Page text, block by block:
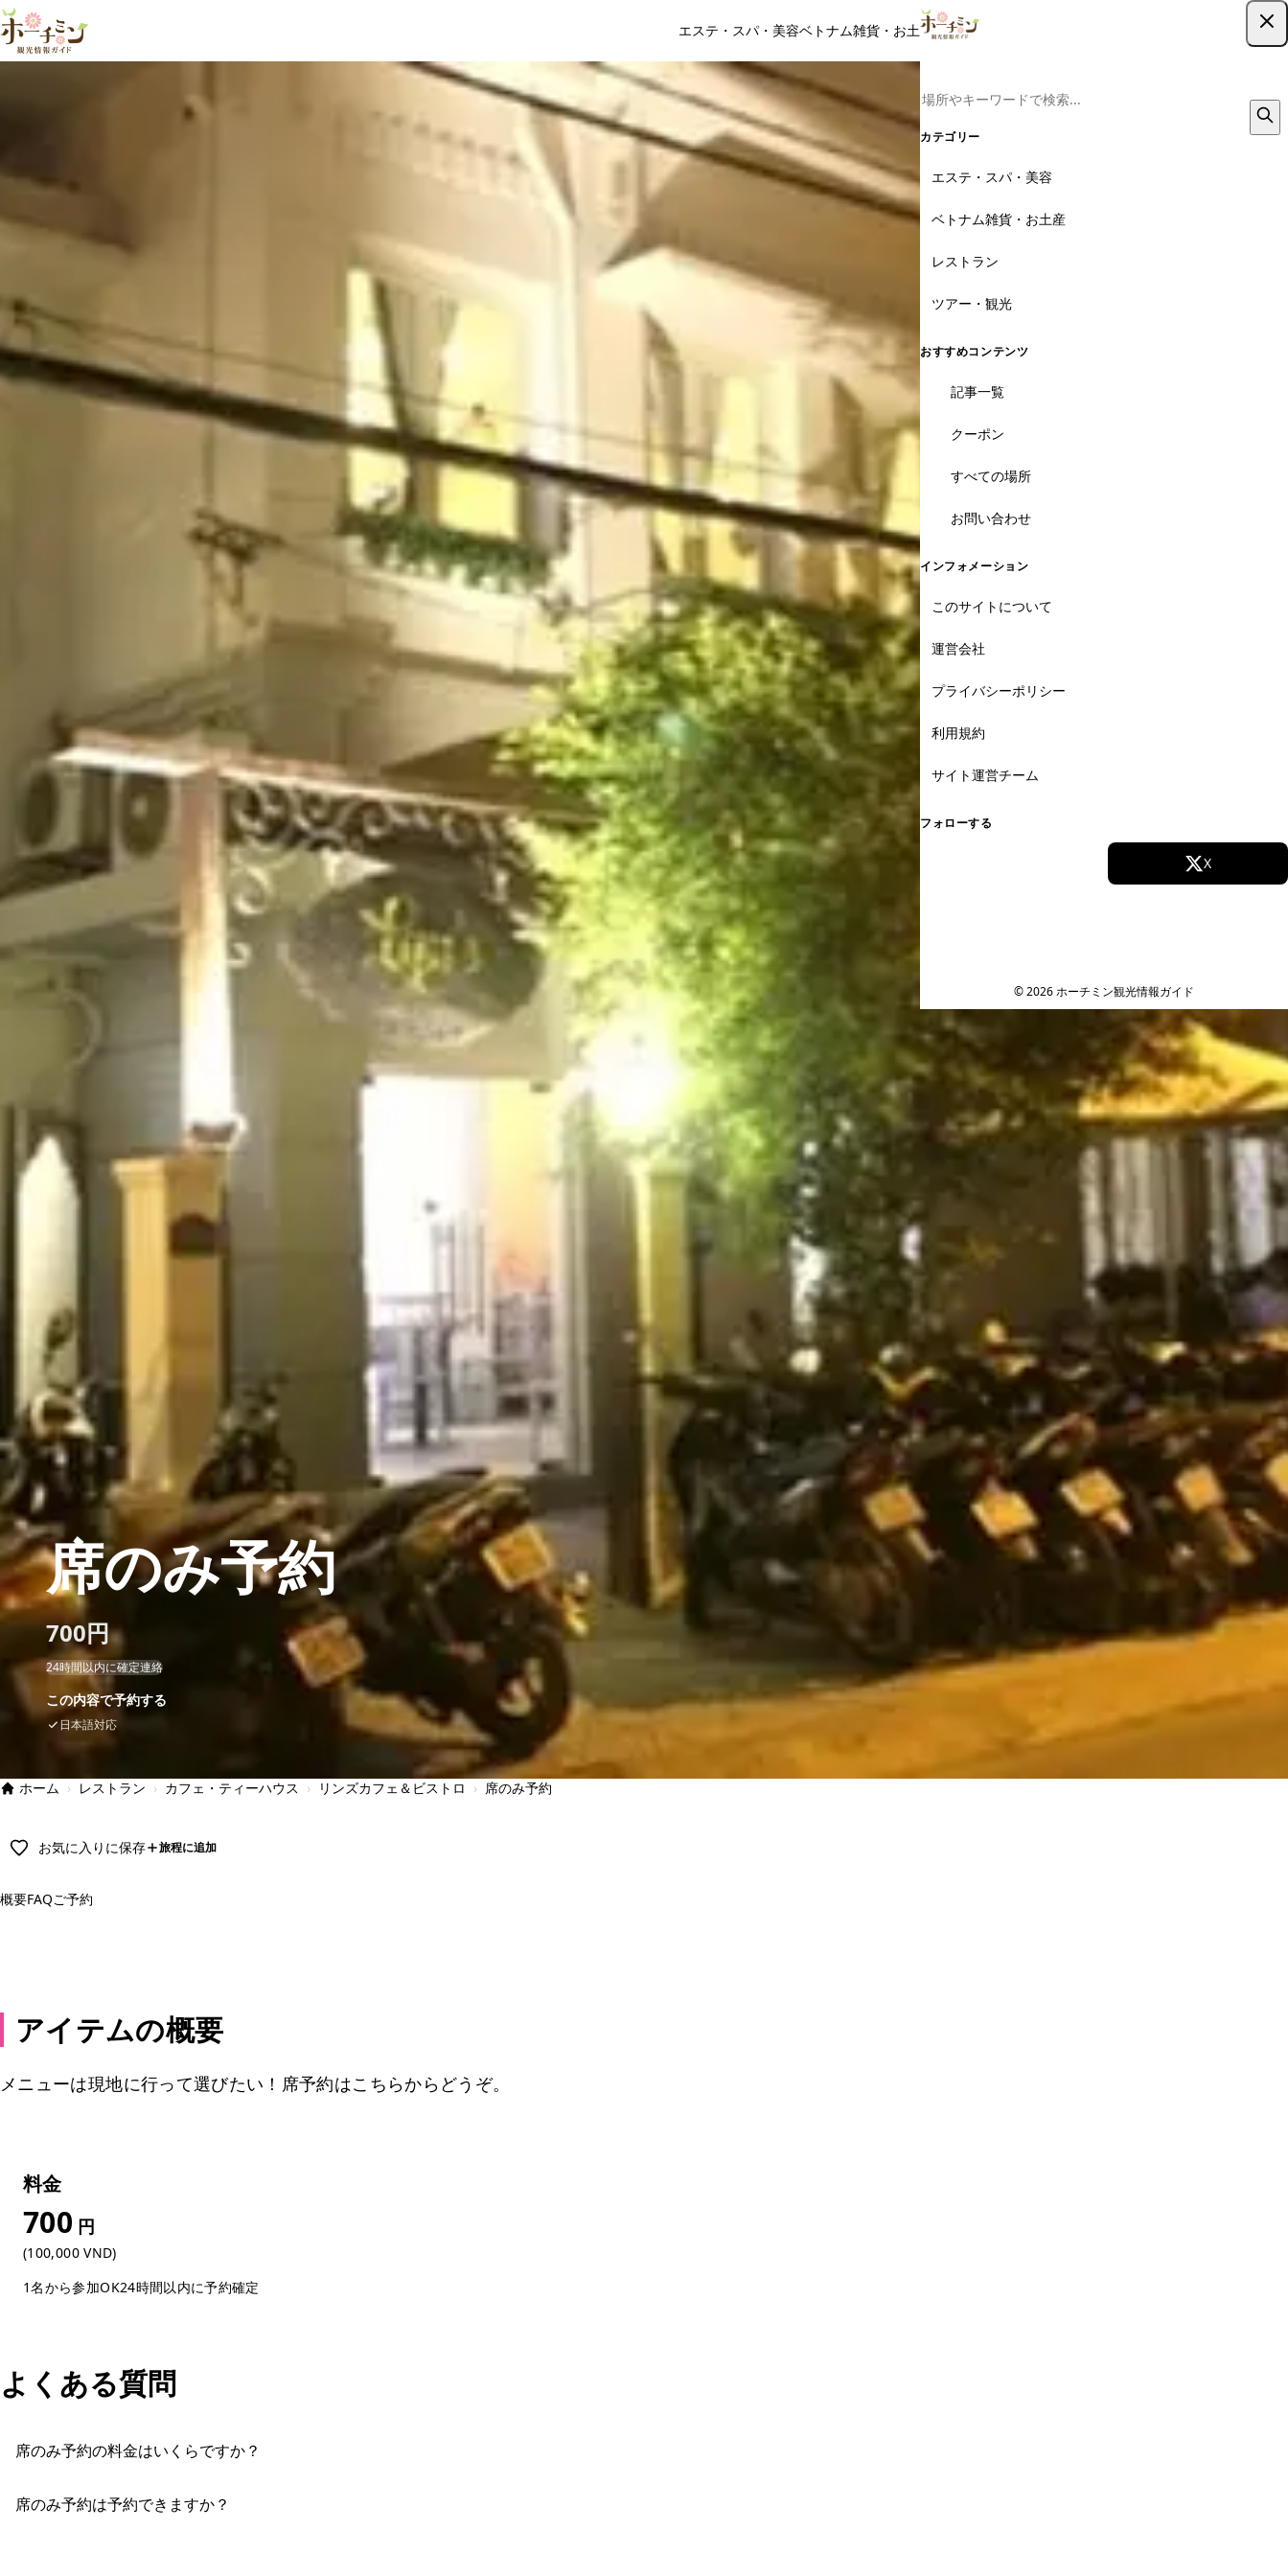
エステ・スパ・美容ベトナム雑貨・お土産レストラン
カテゴリー
エステ・スパ・美容
ベトナム雑貨・お土産
レストラン
ツアー・観光
おすすめコンテンツ
記事一覧
クーポン
すべての場所
お問い合わせ
インフォメーション
このサイトについて
運営会社
プライバシーポリシー
利用規約
サイト運営チーム
フォローする
X
© 2026 ホーチミン観光情報ガイド
席のみ予約
700円
24時間以内に確定連絡
この内容で予約する
日本語対応
ホーム › レストラン › カフェ・ティーハウス › リンズカフェ＆ビストロ › 席のみ予約
お気に入りに保存 旅程に追加
概要FAQご予約
アイテムの概要
メニューは現地に行って選びたい！席予約はこちらからどうぞ。
料金
700 円
(100,000 VND)
1名から参加OK24時間以内に予約確定
よくある質問
席のみ予約の料金はいくらですか？
席のみ予約は予約できますか？